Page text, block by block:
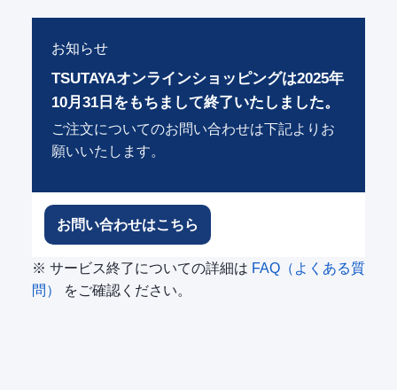
お知らせ
TSUTAYAオンラインショッピングは2025年
10月31日をもちまして終了いたしました。
ご注文についてのお問い合わせは下記よりお
願いいたします。
お問い合わせはこちら
※ サービス終了についての詳細は FAQ（よくある質
問）
をご確認ください。